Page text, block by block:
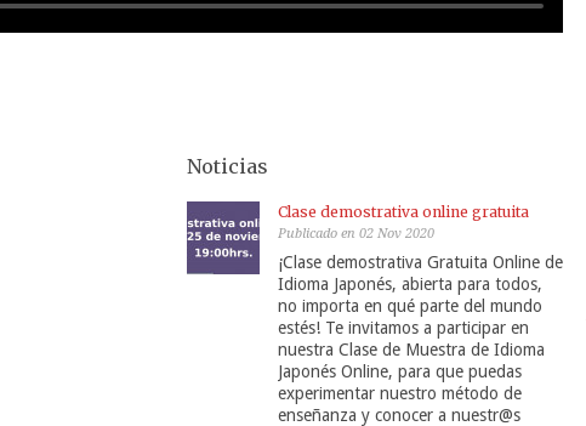
Noticias
Clase demostrativa online gratuita
Publicado en 02 Nov 2020
¡Clase demostrativa Gratuita Online de
Idioma Japonés, abierta para todos,
no importa en qué parte del mundo
estés! Te invitamos a participar en
nuestra Clase de Muestra de Idioma
Japonés Online, para que puedas
experimentar nuestro método de
enseñanza y conocer a nuestr@s